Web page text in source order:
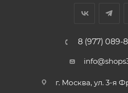
8 (977) 089-
г. Москва, ул. 3-я